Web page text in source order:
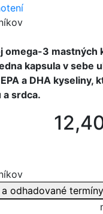
omega-3 mastných
kapsula v sebe
a DHA kyseliny,
srdca.
a odhadované